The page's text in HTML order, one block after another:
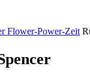
Flower-Power-Zeit